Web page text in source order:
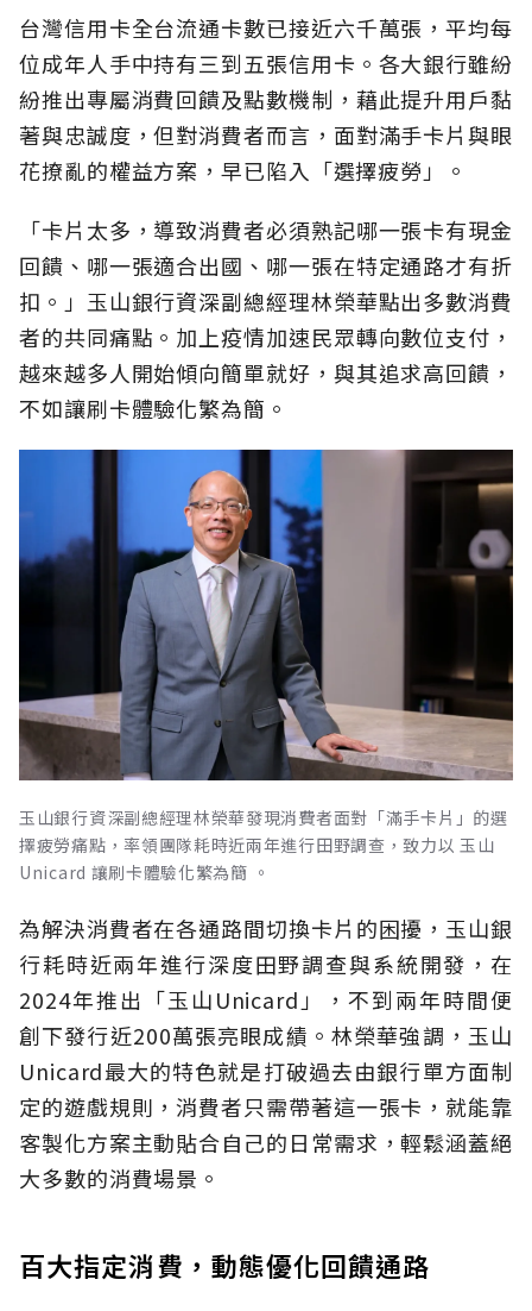
台灣信用卡全台流通卡數已接近六千萬張，平均每
位成年人手中持有三到五張信用卡。各大銀行雖紛
紛推出專屬消費回饋及點數機制，藉此提升用戶黏
著與忠誠度，但對消費者而言，面對滿手卡片與眼
花撩亂的權益方案，早已陷入「選擇疲勞」。
「卡片太多，導致消費者必須熟記哪一張卡有現金
回饋、哪一張適合出國、哪一張在特定通路才有折
扣。」玉山銀行資深副總經理林榮華點出多數消費
者的共同痛點。加上疫情加速民眾轉向數位支付，
越來越多人開始傾向簡單就好，與其追求高回饋，
不如讓刷卡體驗化繁為簡。
玉山銀行資深副總經理林榮華發現消費者面對「滿手卡片」的選
擇疲勞痛點，率領團隊耗時近兩年進行田野調查，致力以 玉山
Unicard 讓刷卡體驗化繁為簡 。
為解決消費者在各通路間切換卡片的困擾，玉山銀
行耗時近兩年進行深度田野調查與系統開發，在
2024年推出「玉山Unicard」，不到兩年時間便
創下發行近200萬張亮眼成績。林榮華強調，玉山
Unicard最大的特色就是打破過去由銀行單方面制
定的遊戲規則，消費者只需帶著這一張卡，就能靠
客製化方案主動貼合自己的日常需求，輕鬆涵蓋絕
大多數的消費場景。
百大指定消費，動態優化回饋通路